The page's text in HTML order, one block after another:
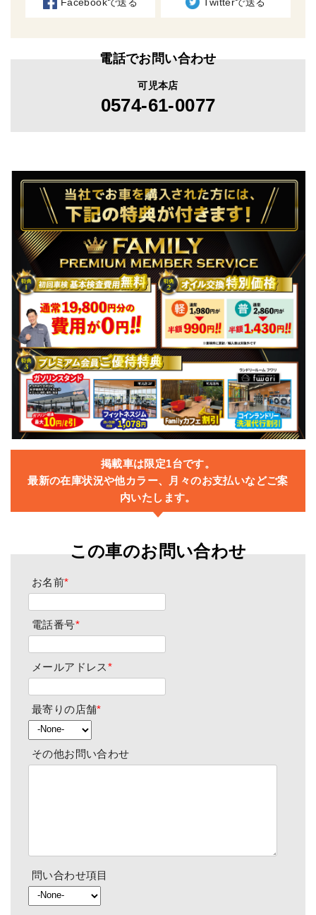
Facebookで送る Twitterで送る
電話でお問い合わせ
可児本店
0574-61-0077
掲載車は限定1台です。
最新の在庫状況や他カラー、月々のお支払いなどご案
内いたします。
この車のお問い合わせ
お名前*
電話番号*
メールアドレス*
最寄りの店舗*
その他お問い合わせ
問い合わせ項目